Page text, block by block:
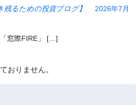
残るための投資ブログ】
2026年7月
窓際FIRE」 […]
おりません。